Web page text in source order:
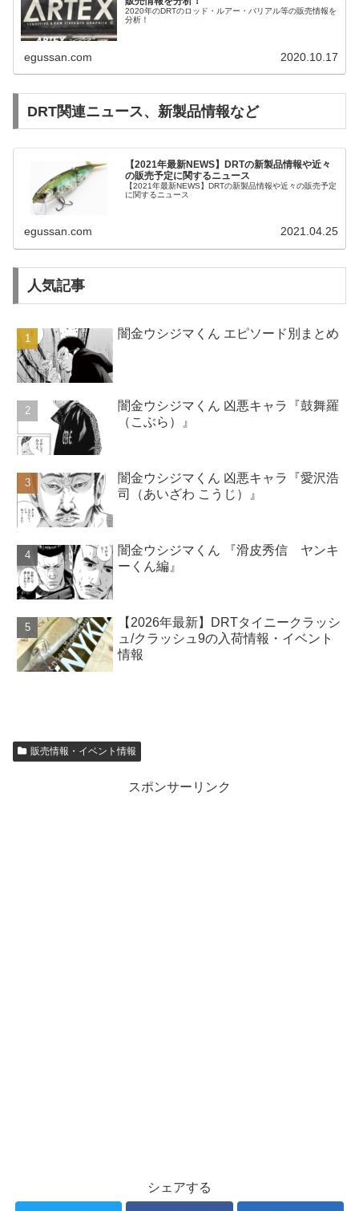
2020年のDRTのロッド・ルアー・バリアル等の販売情報を
分析！
egussan.com 2020.10.17
DRT関連ニュース、新製品情報など
【2021年最新NEWS】DRTの新製品情報や近々
の販売予定に関するニュース
【2021年最新NEWS】DRTの新製品情報や近々の販売予定
に関するニュース
egussan.com 2021.04.25
人気記事
闇金ウシジマくん エピソード別まとめ
闇金ウシジマくん 凶悪キャラ『鼓舞羅
（こぶら）』
闇金ウシジマくん 凶悪キャラ『愛沢浩
司（あいざわ こうじ）』
闇金ウシジマくん 『滑皮秀信 ヤンキ
ーくん編』
【2026年最新】DRTタイニークラッシ
ュ/クラッシュ9の入荷情報・イベント
情報
販売情報・イベント情報
スポンサーリンク
シェアする